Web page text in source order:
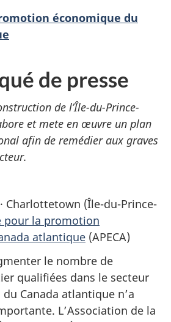
économique du
de presse
de l’Île-du-Prince-
et mete en œuvre un plan
afin de remédier aux graves
Charlottetown (Île-du-Prince-
pour la promotion
atlantique (APECA)
le nombre de
qualifiées dans le secteur
Canada atlantique n’a
L’Association de la